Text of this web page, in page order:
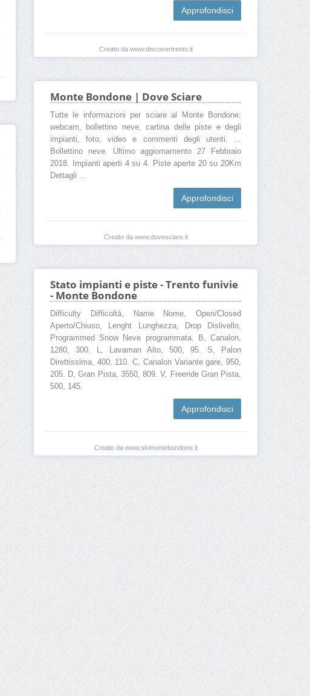
Approfondisci
Creato da www.discovertrento.it
Monte Bondone | Dove Sciare
Tutte le informazioni per sciare al Monte Bondone:
webcam, bollettino neve, cartina delle piste e degli
impianti, foto, video e commenti degli utenti. ...
Bollettino neve. Ultimo aggiornamento 27 Febbraio
2018. Impianti aperti 4 su 4. Piste aperte 20 su 20Km
Dettagli ...
Approfondisci
Creato da www.dovesciare.it
Stato impianti e piste - Trento funivie
- Monte Bondone
Difficulty Difficoltà, Name Nome, Open/Closed
Aperto/Chiuso, Lenght Lunghezza, Drop Dislivello,
Programmed Snow Neve programmata. B, Canalon,
1280, 300. L, Lavaman Alto, 500, 95. S, Palon
Direttissima, 400, 110. C, Canalon Variante gare, 950,
205. D, Gran Pista, 3550, 809. V, Freeride Gran Pista,
500, 145.
Approfondisci
Creato da www.skimontebondone.it